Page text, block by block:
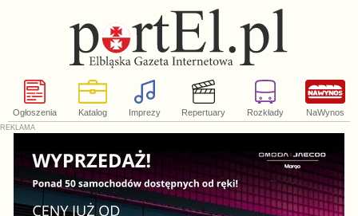
Ogłoszenia Katalog Imprezy Repertuary Rozkłady NaWynos